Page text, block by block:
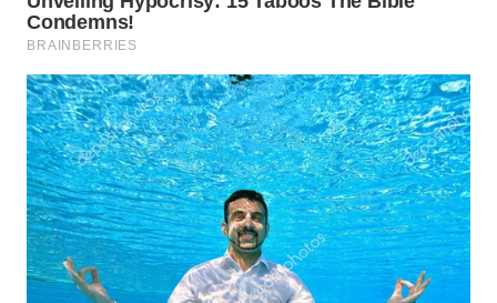
LIKUPANG
WN
LABUANBAJO
WN
BORNEO
Wahana
Media
Group